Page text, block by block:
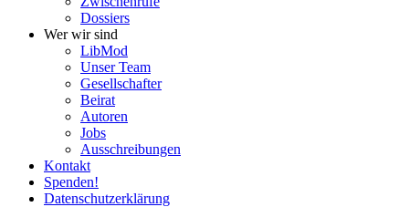
Dossiers
Wer wir sind
LibMod
Unser Team
Gesell­schafter
Beirat
Autoren
Jobs
Ausschrei­bungen
Kontakt
Spenden!
Daten­schutz­er­klärung